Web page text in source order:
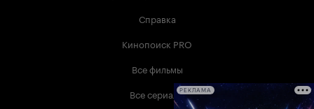
Справка
Кинопоиск PRO
Все фильмы
Все сериалыРЕКЛАМА